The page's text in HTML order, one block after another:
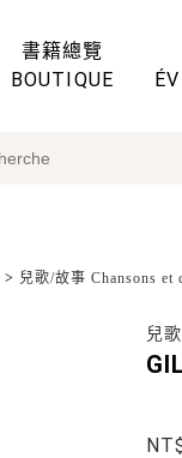
書籍總覽
BOUTIQUE
> 兒歌/故事 Chansons et
兒